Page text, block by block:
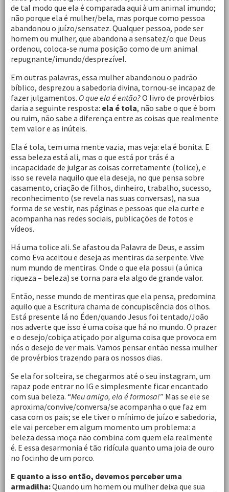
de tal modo que ela é comparada aqui à um animal imundo;
não porque ela é mulher/bela, mas porque como pessoa
abandonou o juízo/sensatez. Qualquer pessoa, pode ser
homem ou mulher, que abandona a sensatez/o que Deus
ordenou, coloca-se numa posição como de um animal
repugnante/imundo/desprezível.
Em outras palavras, essa mulher abandonou o padrão
bíblico, desprezou a sabedoria divina, tornou-se incapaz de
fazer julgamentos. O que ela é então?O livro de provérbios
daria a seguinte resposta: ela é tola, não sabe o que é bom
ou ruim, não sabe a diferença entre as coisas que realmente
tem valor e as inúteis.
Ela é tola, tem uma mente vazia, mas veja: ela é bonita. E
essa beleza está ali, mas o que está por trás é a
incapacidade de julgar as coisas corretamente (tolice), e
isso se revela naquilo que ela deseja, no que pensa sobre
casamento, criação de filhos, dinheiro, trabalho, sucesso,
reconhecimento (se revela nas suas conversas), na sua
forma de se vestir, nas páginas e pessoas que ela curte e
acompanha nas redes sociais, publicações de fotos e
vídeos.
Há uma tolice ali. Se afastou da Palavra de Deus, e assim
como Eva aceitou e deseja as mentiras da serpente. Vive
num mundo de mentiras. Onde o que ela possui (a única
riqueza – beleza) se torna para ela algo de grande valor.
Então, nesse mundo de mentiras que ela pensa, predomina
aquilo que a Escritura chama de concupiscência dos olhos.
Está presente lá no Éden/quando Jesus foi tentado/João
nos adverte que isso é uma coisa que há no mundo. O prazer
e o desejo/cobiça atiçado por alguma coisa que provoca em
nós o desejo de ver mais. Vamos pensar então nessa mulher
de provérbios trazendo para os nossos dias.
Se ela for solteira, se chegarmos até o seu instagram, um
rapaz pode entrar no IG e simplesmente ficar encantado
com sua beleza. “Meu amigo, ela é formosa!” Mas se ele se
aproxima/convive/conversa/se acompanha o que faz em
casa com os pais; se ele tiver o mínimo de juízo e sabedoria,
ele vai perceber em algum momento um problema: a
beleza dessa moça não combina com quem ela realmente
é. E essa desarmonia é tão ridícula quanto uma joia de ouro
no focinho de um porco.
E quanto a isso então, devemos perceber uma
armadilha:Quando um homem ou mulher deixa que sua